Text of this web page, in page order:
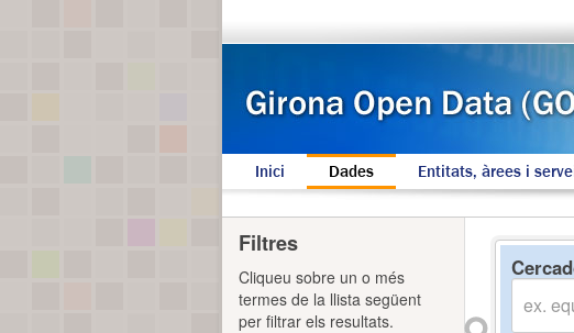
Inici Dades Entitats, àrees i
Filtres
Cliqueu sobre un o més
termes de la llista següent
per filtrar els resultats.